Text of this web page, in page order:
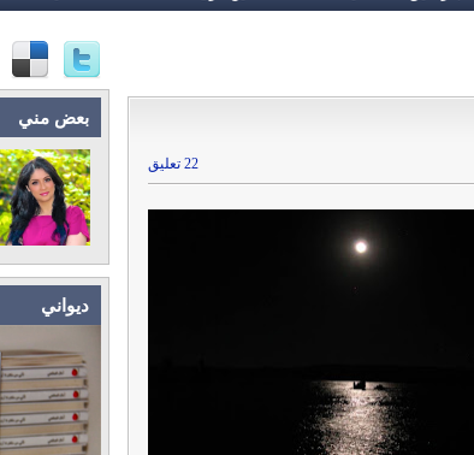
22 تعليق
بعض مني
ديواني